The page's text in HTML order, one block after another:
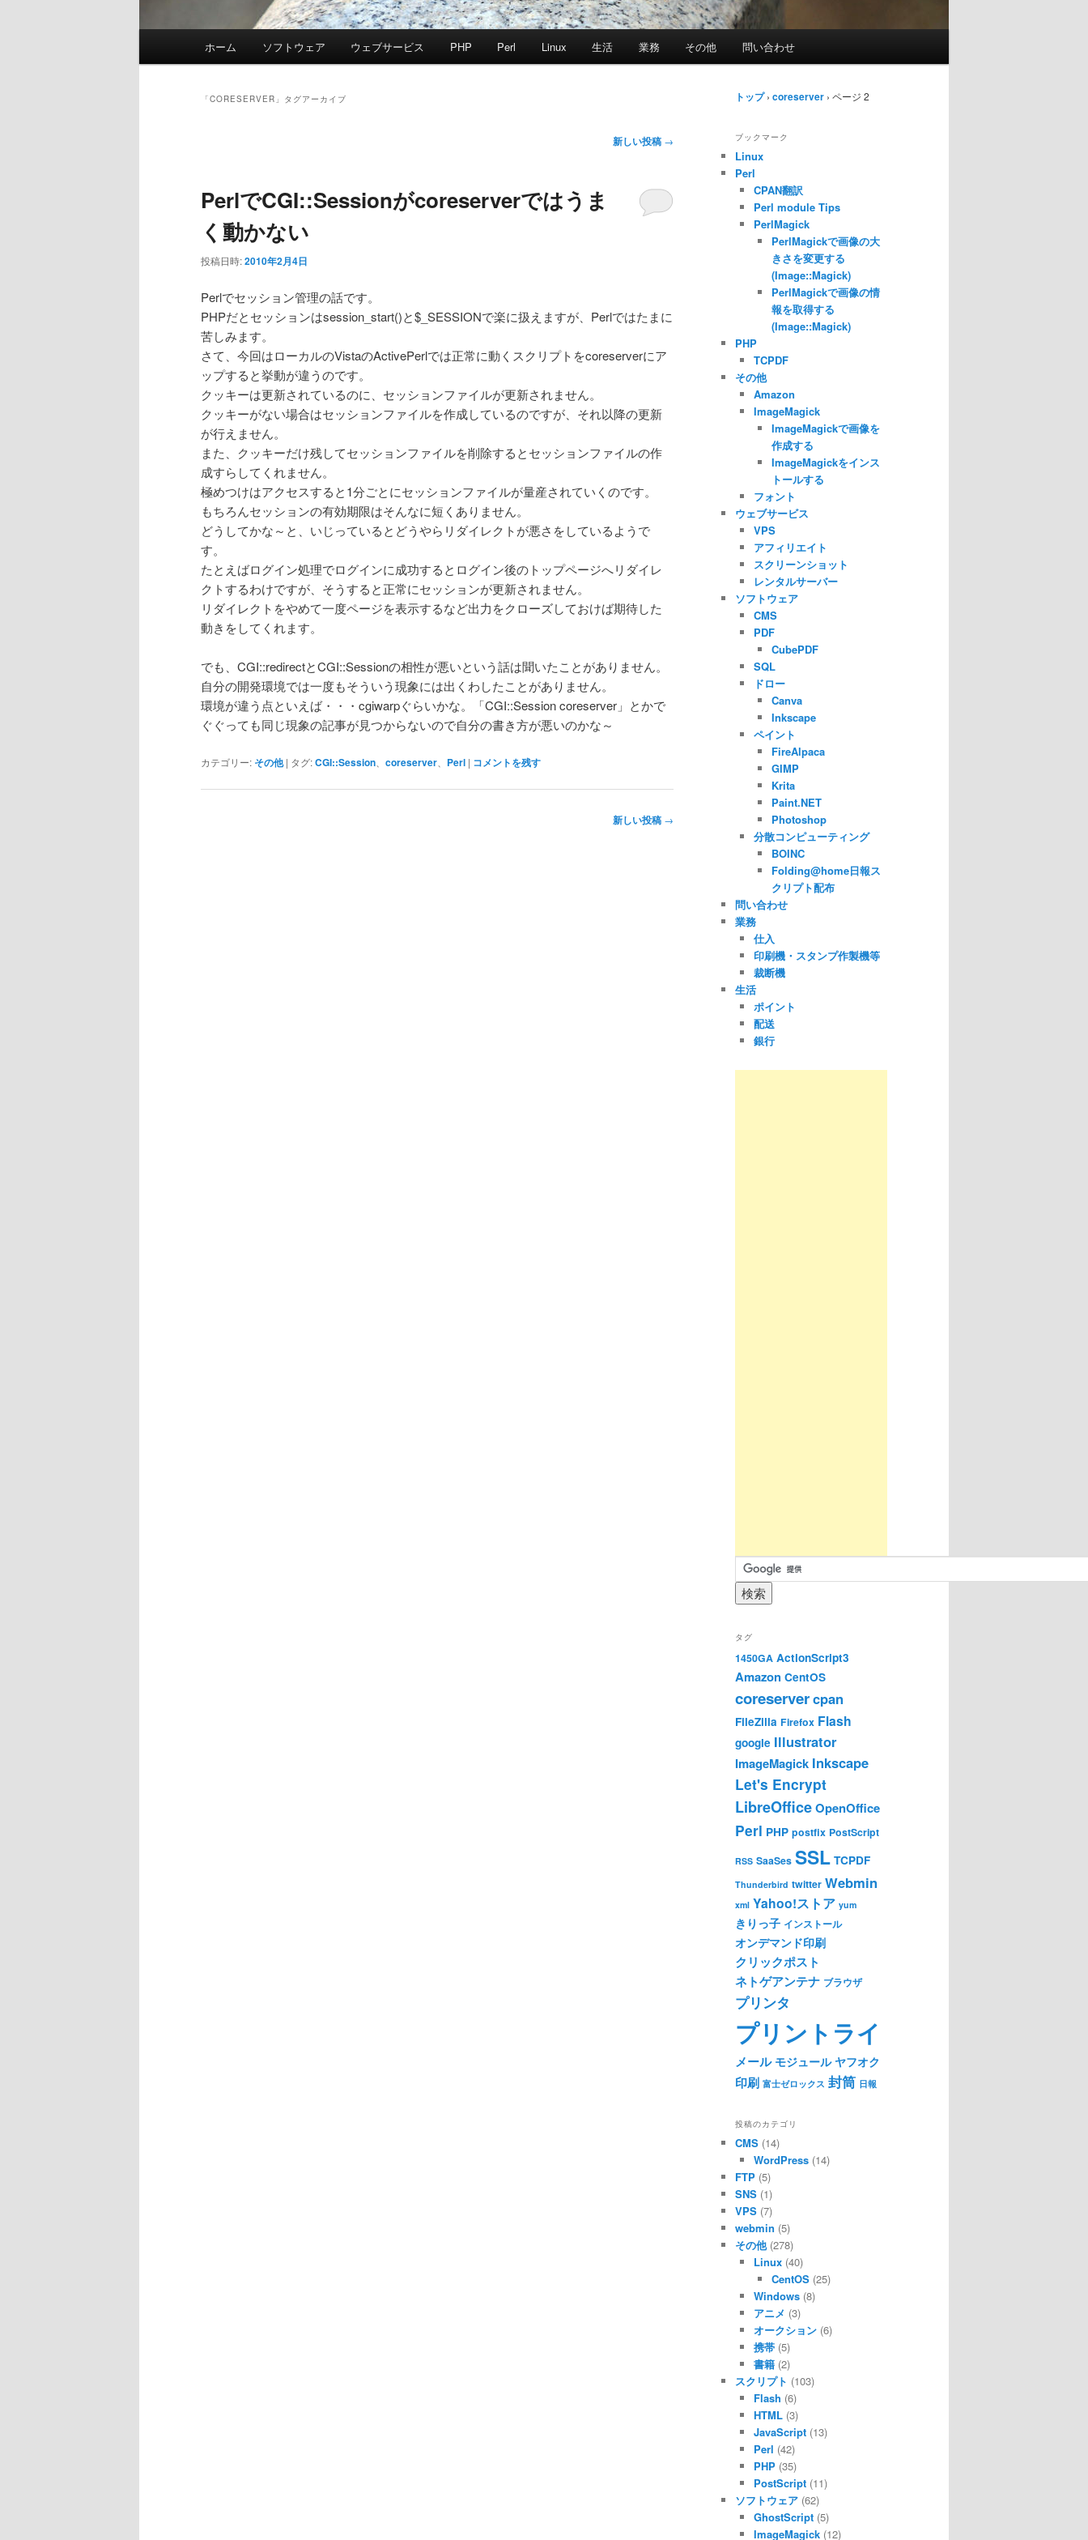
ホーム ソフトウェア ウェブサービス PHP Perl Linux 生活 業務 その他 問い合わせ
「CORESERVER 」タグアーカイブ
ビ
ー
シ
ン
新しい投稿 →
PerlでCGI::Sessionがcoreserverではうま
く動かない
投稿日時:2010年2月4日
Perlでセッション管理の話です。
PHPだとセッションはsession_start()と$_SESSIONで楽に扱えますが、Perlではたまに
苦しみます。
さて、今回はローカルのVistaのActivePerlでは正常に動くスクリプトをcoreserverにア
ップすると挙動が違うのです。
クッキーは更新されているのに、セッションファイルが更新されません。
クッキーがない場合はセッションファイルを作成しているのですが、それ以降の更新
が行えません。
また、クッキーだけ残してセッションファイルを削除するとセッションファイルの作
成すらしてくれません。
極めつけはアクセスすると1分ごとにセッションファイルが量産されていくのです。
もちろんセッションの有効期限はそんなに短くありません。
どうしてかな～と、いじっているとどうやらリダイレクトが悪さをしているようで
す。
たとえばログイン処理でログインに成功するとログイン後のトップページへリダイレ
クトするわけですが、そうすると正常にセッションが更新されません。
リダイレクトをやめて一度ページを表示するなど出力をクローズしておけば期待した
動きをしてくれます。
でも、CGI::redirectとCGI::Sessionの相性が悪いという話は聞いたことがありません。
自分の開発環境では一度もそういう現象には出くわしたことがありません。
環境が違う点といえば・・・cgiwarpぐらいかな。「CGI::Session coreserver」とかで
ぐぐっても同じ現象の記事が見つからないので自分の書き方が悪いのかな～
カテゴリー: その他 | タグ:CGI::Session coreserver Perl | コメントを残す
新しい投稿 →
トップ › coreserver › ページ 2
ブックマーク
Linux
Perl
CPAN翻訳
Perl module Tips
PerlMagick
PerlMagickで画像の大
きさを変更する
(Image::Magick)
PerlMagickで画像の情
報を取得する
(Image::Magick)
PHP
TCPDF
その他
Amazon
ImageMagick
ImageMagickで画像を
作成する
ImageMagickをインス
トールする
フォント
ウェブサービス
VPS
アフィリエイト
スクリーンショット
レンタルサーバー
ソフトウェア
CMS
PDF
CubePDF
SQL
ドロー
Canva
Inkscape
ペイント
FireAlpaca
GIMP
Krita
Paint.NET
Photoshop
分散コンピューティング
BOINC
Folding@home日報ス
クリプト配布
問い合わせ
業務
仕入
印刷機・スタンプ作製機等
裁断機
生活
ポイント
配送
銀行
タグ
1450GA ActionScript3
Amazon CentOS
coreservercpan
FileZilla Firefox Flash
google Illustrator
ImageMagick Inkscape
Let's Encrypt
LibreOfficeOpenOffice
Perl PHP postfix PostScript
RSS SaaSes SSL TCPDF
Thunderbird twitter Webmin
xml Yahoo!ストア yum
きりっ子 インストール
オンデマンド印刷
クリックポスト
ネトゲアンテナ ブラウザ
プリンタ
プリントライ
メール モジュール ヤフオク
印刷 富士ゼロックス 封筒 日報
投稿のカテゴリ
CMS (14)
WordPress(14)
FTP (5)
SNS (1)
VPS (7)
webmin (5)
その他(278)
Linux(40)
CentOS (25)
Windows(8)
アニメ (3)
オークション(6)
携帯(5)
書籍(2)
スクリプト (103)
Flash (6)
HTML(3)
JavaScript(13)
Perl (42)
PHP(35)
PostScript(11)
ソフトウェア (62)
GhostScript(5)
ImageMagick(12)